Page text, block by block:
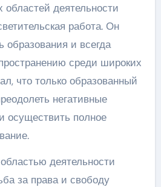
деятельности
работа. Он
образования и всегда
среди широких
что только образованный
негативные
осуществить полное
деятельности
за права и свободу